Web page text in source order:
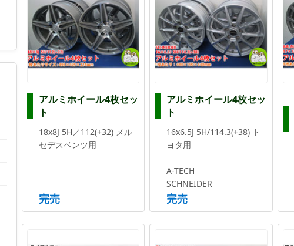
アルミホイール4枚セッ
ト
18x8J 5H／112(+32) メル
セデスベンツ用
完売
アルミホイール4枚セッ
ト
16x6.5J 5H/114.3(+38) ト
ヨタ用
A-TECH
SCHNEIDER
完売